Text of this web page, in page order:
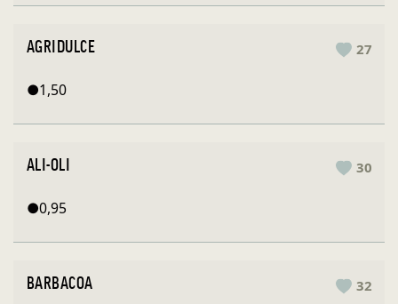
AGRIDULCE 27
●1,50
ALI-OLI 30
●0,95
BARBACOA 32